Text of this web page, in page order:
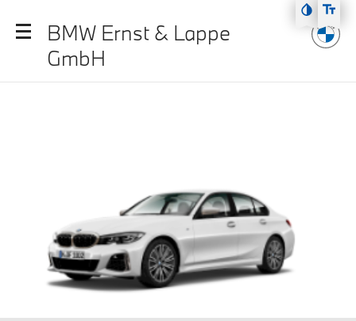
Zum Hauptmenü
Zum Inhalt
BMW Ernst & Lappe
GmbH